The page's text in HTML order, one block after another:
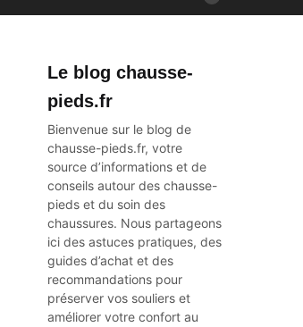
Le blog chausse-
pieds.fr
Bienvenue sur le blog de
chausse-pieds.fr, votre
source d’informations et de
conseils autour deschausse-
pieds et du soin des
chaussures. Nous partageons
ici des astuces pratiques, des
guides d’achat et des
recommandations pour
préserver vos souliers et
améliorer votre confort au